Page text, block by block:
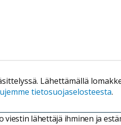
Lähettämällä
tietosuojaselosteesta.
viestin lähettäjä ihminen ja